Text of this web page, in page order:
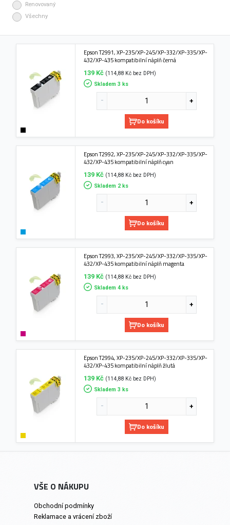
Renovovaný
Všechny
Epson T2991, XP-235/XP-245/XP-332/XP-335/XP-
432/XP-435 kompatibilní náplň černá
139 Kč (114,88 Kč bez DPH)
Skladem 3 ks
Do košíku
Epson T2992, XP-235/XP-245/XP-332/XP-335/XP-
432/XP-435 kompatibilní náplň cyan
139 Kč (114,88 Kč bez DPH)
Skladem 2 ks
Do košíku
Epson T2993, XP-235/XP-245/XP-332/XP-335/XP-
432/XP-435 kompatibilní náplň magenta
139 Kč (114,88 Kč bez DPH)
Skladem 4 ks
Do košíku
Epson T2994, XP-235/XP-245/XP-332/XP-335/XP-
432/XP-435 kompatibilní náplň žlutá
139 Kč (114,88 Kč bez DPH)
Skladem 3 ks
Do košíku
VŠE O NÁKUPU
Obchodní podmínky
Reklamace a vrácení zboží